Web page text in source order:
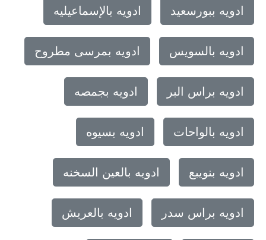
ادويه ببورسعيد ادويه بالإسماعيليه
ادويه بالسويس ادويه بمرسى مطروح
ادويه براس البر ادويه بجمصه
ادويه بالواحات ادويه بسيوه
ادويه بنويبع ادويه بالعين السخنه
ادويه براس سدر ادويه بالعريش